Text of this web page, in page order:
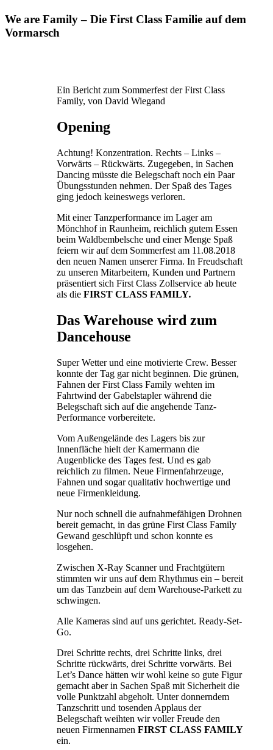
We are Family – Die First Class Familie auf dem
Vormarsch
Ein Bericht zum Sommerfest der First Class
Family, von David Wiegand
Opening
Achtung! Konzentration. Rechts – Links –
Vorwärts – Rückwärts. Zugegeben, in Sachen
Dancing müsste die Belegschaft noch ein Paar
Übungsstunden nehmen. Der Spaß des Tages
ging jedoch keineswegs verloren.
Mit einer Tanzperformance im Lager am
Mönchhof in Raunheim, reichlich gutem Essen
beim Waldbembelsche und einer Menge Spaß
feiern wir auf dem Sommerfest am 11.08.2018
den neuen Namen unserer Firma. In Freudschaft
zu unseren Mitarbeitern, Kunden und Partnern
präsentiert sich First Class Zollservice ab heute
als die FIRST CLASS FAMILY.
Das Warehouse wird zum
Dancehouse
Super Wetter und eine motivierte Crew. Besser
konnte der Tag gar nicht beginnen. Die grünen,
Fahnen der First Class Family wehten im
Fahrtwind der Gabelstapler während die
Belegschaft sich auf die angehende Tanz-
Performance vorbereitete.
Vom Außengelände des Lagers bis zur
Innenfläche hielt der Kamermann die
Augenblicke des Tages fest. Und es gab
reichlich zu filmen. Neue Firmenfahrzeuge,
Fahnen und sogar qualitativ hochwertige und
neue Firmenkleidung.
Nur noch schnell die aufnahmefähigen Drohnen
bereit gemacht, in das grüne First Class Family
Gewand geschlüpft und schon konnte es
losgehen.
Zwischen X-Ray Scanner und Frachtgütern
stimmten wir uns auf dem Rhythmus ein – bereit
um das Tanzbein auf dem Warehouse-Parkett zu
schwingen.
Alle Kameras sind auf uns gerichtet. Ready-Set-
Go.
Drei Schritte rechts, drei Schritte links, drei
Schritte rückwärts, drei Schritte vorwärts. Bei
Let’s Dance hätten wir wohl keine so gute Figur
gemacht aber in Sachen Spaß mit Sicherheit die
volle Punktzahl abgeholt. Unter donnerndem
Tanzschritt und tosenden Applaus der
Belegschaft weihten wir voller Freude den
neuen Firmennamen FIRST CLASS FAMILY
ein.